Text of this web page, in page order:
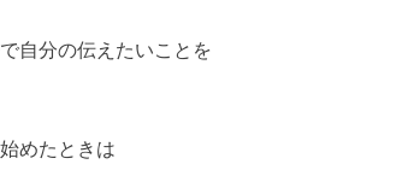
自分の伝えたいことを
めたときは